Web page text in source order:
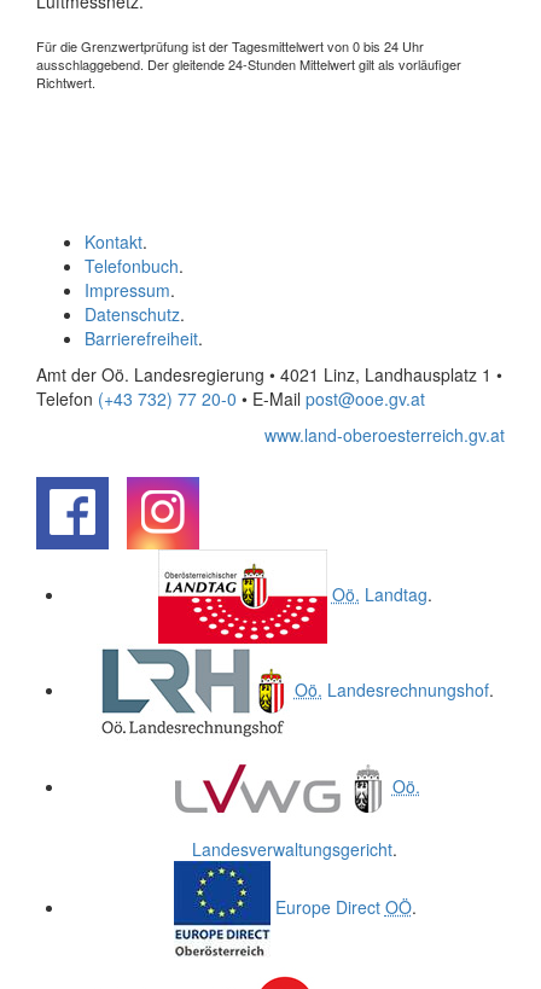
Für die Grenzwertprüfung ist der Tagesmittelwert von 0 bis 24 Uhr
ausschlaggebend. Der gleitende 24-Stunden Mittelwert gilt als vorläufiger
Richtwert.
Kontakt.
Telefonbuch.
Impressum.
Datenschutz.
Barrierefreiheit.
Amt der Oö. Landesregierung • 4021 Linz, Landhausplatz 1 •
Telefon (+43 732) 77 20-0 • E-Mail post@ooe.gv.at
www.land-oberoesterreich.gv.at
Oö. Landtag.
Oö. Landesrechnungshof.
Oö.
Landesverwaltungsgericht.
Europe Direct OÖ.